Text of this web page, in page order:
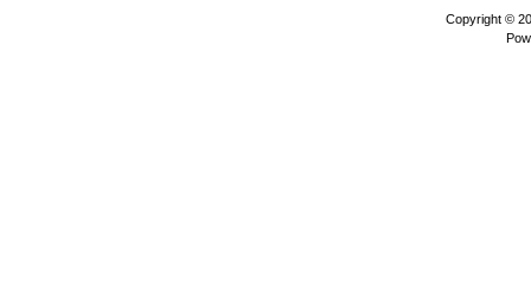
Copyright ©